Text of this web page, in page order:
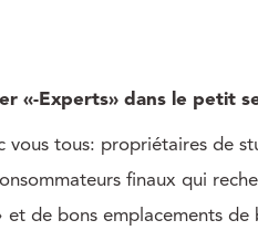
«-Experts» dans le petit
tous: propriétaires de
finaux qui
et de bons emplacements